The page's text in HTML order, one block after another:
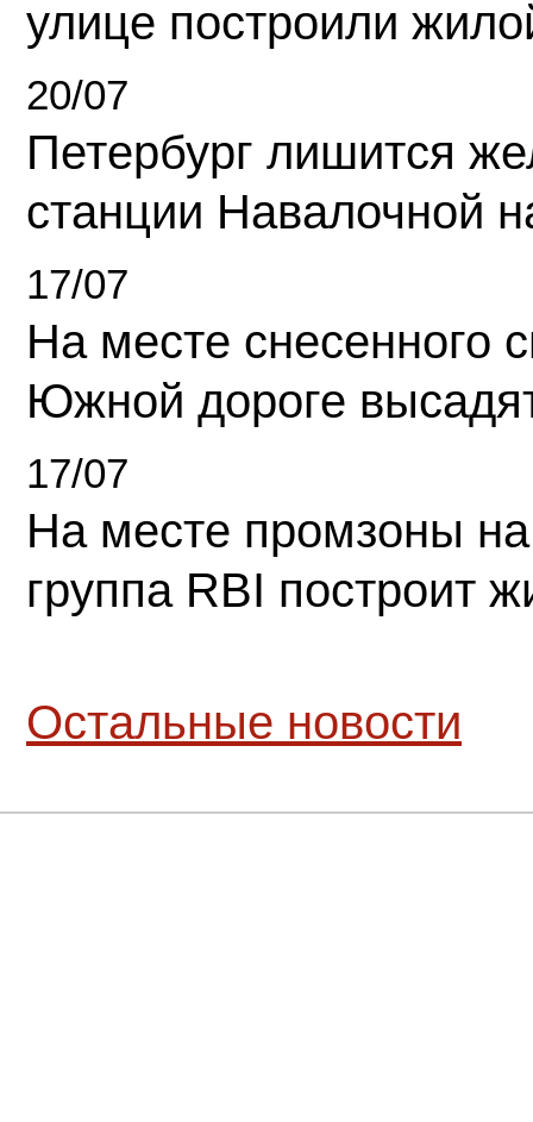
улице построили
20/07
Петербург лишится
станции Навалочной
17/07
На месте снесенного
Южной дороге
17/07
На месте промзоны
группа RBI построит
Остальные новости